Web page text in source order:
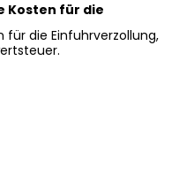
Kosten für die
für die Einfuhrverzollung,